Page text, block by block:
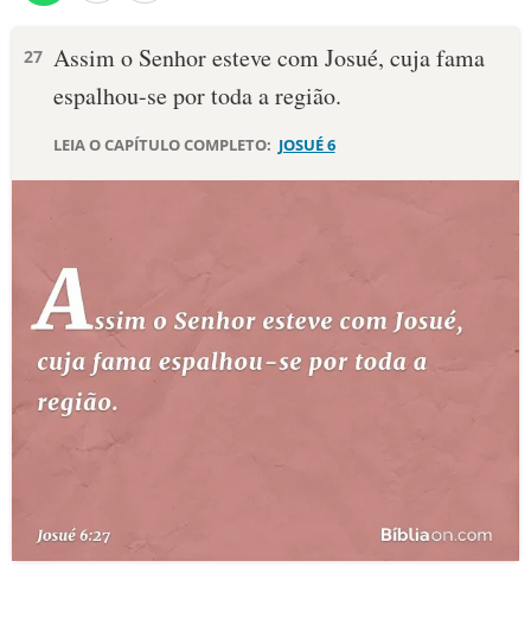
PALAVRA DO DIA
10 MANDAMENTOS
ESTUDOS BÍBLICOS
ESBOÇOS DE PREGAÇÃO
PERGUNTE À BÍBLIA
27 Assim o Senhor esteve com Josué, cuja fama
espalhou-se por toda a região.
LEIA O CAPÍTULO COMPLETO: JOSUÉ 6